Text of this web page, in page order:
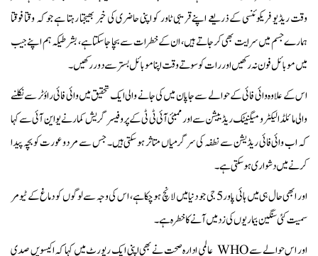
وقت ریڈیو فریکوئنسی کے ذریعے اپنے قریبی ٹاور کو اپنی حاضری کی خبر بھیجتا رہتا ہے جو کہ وقتا فوقتا
ہمارے جسم میں سرایت بھی کر جاتے ہیں، ان کے خطرات سے بچا جاسکتا ہے ، بشرطیکہ ہم اپنے جیب
میں موبائل فون نہ رکھیں اور رات کو سوتے وقت اپنا موبائل بستر سے دور رکھیں۔
اس کے علاوہ وائی فائی کے حوالے سے جاپان میں کی جانے والی ایک تحقیق میں وائی فائی راؤٹر سے نکلنے
والی مائلڈ الیکٹرو میگنیٹک ریڈییشن سے اور ممبئی آئی ٹی ٹی کے پروفیسر گریش کمار نے یو این آئی سے کہا
کہ اب وائی فائی ریڈیشن سے نطفہ کی سرگرمیاں متاثر ہو سکتی ہیں۔ جس سے مردو عورت کو بچہ پیدا
کرنے میں دشواری ہو سکتی ہے۔
اور ابھی حال ہی میں ہائی پاور 5 جی جو دنیا میں لانچ ہوچکا ہے، اس کی وجہ سے لوگوں کو دماغ کے ٹیومر
سمیت کئی سنگین بیماریوں کی زد میں آنے کا خطرہ ہے۔
اور اس حوالے سے WHO عالمی ادارہ صحت نے بھی اپنی ایک رپورٹ میں کہا کہ اکیسویں صدی